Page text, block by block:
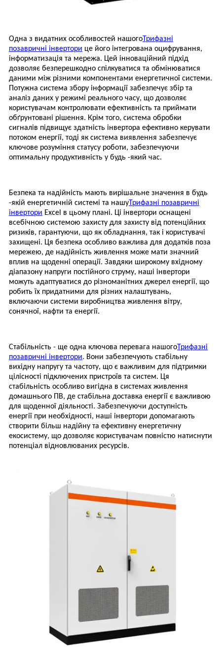
Одна з видатних особливостей нашогоТрифазні
позавричні інвертори це його інтегрована оцифрування,
інформатизація та мережа. Цей інноваційний підхід
дозволяє безперешкодно спілкуватися та обмінюватися
даними між різними компонентами енергетичної системи.
Потужна система збору інформації забезпечує збір та
аналіз даних у режимі реального часу, що дозволяє
користувачам контролювати ефективність та приймати
обґрунтовані рішення. Крім того, система обробки
сигналів підвищує здатність інвертора ефективно керувати
потоком енергії, тоді як система виявлення забезпечує
ключове розуміння статусу роботи, забезпечуючи
оптимальну продуктивність у будь -який час.
Безпека та надійність мають вирішальне значення в будь
-якій енергетичній системі та нашуТрифазні позавричні
інвертори Excel в цьому плані. Ці інвертори оснащені
всебічною системою захисту для захисту від потенційних
ризиків, гарантуючи, що як обладнання, так і користувачі
захищені. Ця безпека особливо важлива для додатків поза
мережею, де надійність живлення може мати значний
вплив на щоденні операції. Завдяки широкому вхідному
діапазону напруги постійного струму, наші інвертори
можуть адаптуватися до різноманітних джерел енергії, що
робить їх придатними для різних налаштувань,
включаючи системи виробництва живлення вітру,
сонячної, нафти та енергії.
Стабільність - ще одна ключова перевага нашогоТрифазні
позавричні інвертори. Вони забезпечують стабільну
вихідну напругу та частоту, що є важливим для підтримки
цілісності підключених пристроїв та систем. Ця
стабільність особливо вигідна в системах живлення
домашнього ПВ, де стабільна доставка енергії є важливою
для щоденної діяльності. Забезпечуючи доступність
енергії при необхідності, наші інвертори допомагають
створити більш надійну та ефективну енергетичну
екосистему, що дозволяє користувачам повністю натиснути
потенціал відновлюваних ресурсів.